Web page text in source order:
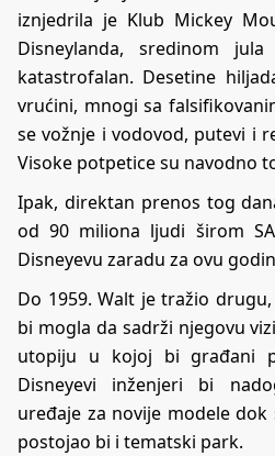
iznjedrila je Klub Mickey
Disneylanda, sredinom
katastrofalan. Desetine
vrućini, mnogi sa
se vožnje i vodovod, putevi i
Visoke potpetice su navodno
Ipak, direktan prenos tog
od 90 miliona ljudi širom
Disneyevu zaradu za ovu
Do 1959. Walt je tražio
bi mogla da sadrži njegovu
utopiju u kojoj bi građani
Disneyevi inženjeri bi
uređaje za novije modele
postojao bi i tematski park.